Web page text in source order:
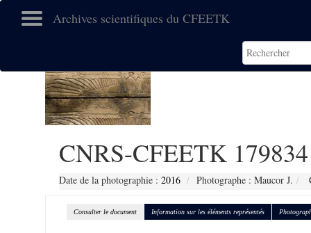
Archives scientifiques du CFEETK
CNRS-CFEETK 179834
Date de la photographie : 2016 Photographe : Maucor J.
Consulter le document Information sur les éléments représentés